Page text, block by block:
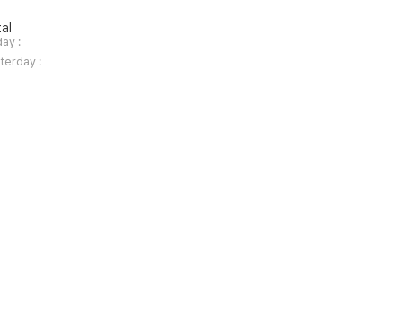
:
: